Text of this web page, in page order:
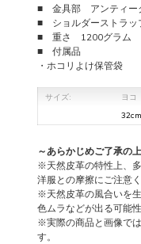
■ 金具部 アンティー
■ ショルダーストラ
■ 重さ 1200グラム
■ 付属品
・ホコリよけ保管袋
サイズ: ヨコ
32cm
～あらかじめご了承の
※天然皮革の特性上、
洋服との摩擦にご注意く
※天然皮革の風合いを
色ムラなどが出る可能
※実際の商品と画像で
す。